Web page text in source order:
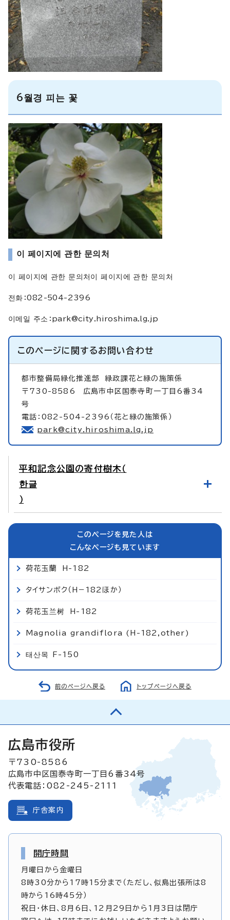
6월경 피는 꽃
이 페이지에 관한 문의처
이 페이지에 관한 문의처이 페이지에 관한 문의처
전화：082-504-2396
이메일 주소： park@city.hiroshima.lg.jp
このページに関するお問い合わせ
都市整備局緑化推進部緑政課花と緑の施策係
〒730-8586 広島市中区国泰寺町一丁目6番34
号
電話：082-504-2396（花と緑の施策係）
park@city.hiroshima.lg.jp
平和記念公園の寄付樹木（
한글
）
このページを見た人は
こんなページも見ています
荷花玉蘭 H-182
タイサンボク（H−182ほか）
荷花玉兰树 H-182
Magnolia grandiflora (H-182,other)
태산목 F-150
前のページへ戻る トップページへ戻る
広島市役所
〒730-8586
広島市中区国泰寺町一丁目6番34号
代表電話：082-245-2111
庁舎案内
開庁時間
月曜日から金曜日
8時30分から17時15分まで（ただし、似島出張所は8
時から16時45分）
祝日・休日、8月6日、12月29日から1月3日は閉庁